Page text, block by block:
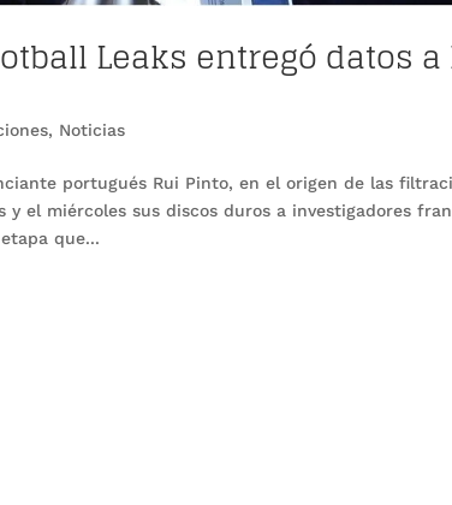
Leaks entregó datos
, Noticias
portugués Rui Pinto, en el origen de las
y el miércoles sus discos duros a investigadores
que...